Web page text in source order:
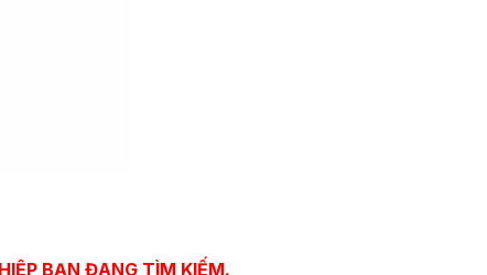
BẠN ĐANG TÌM KIẾM.